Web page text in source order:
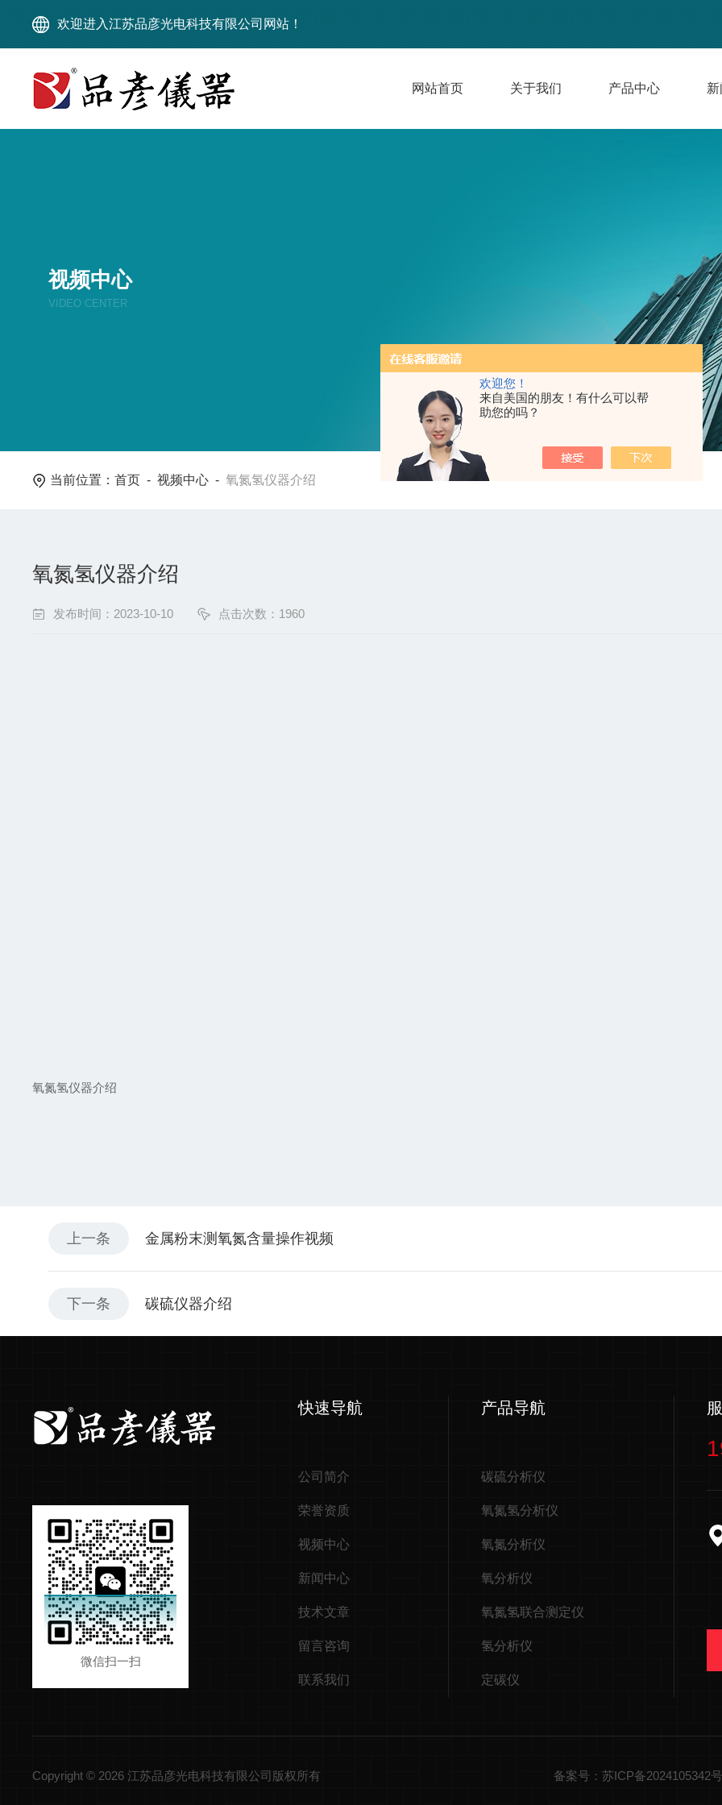
欢迎您！
来自美国的朋友！有什么可以帮
助您的吗？
欢迎进入江苏品彦光电科技有限公司网站！
网站首页 关于我们 产品中心
视频中心
VIDEO CENTER
当前位置：首页 -视频中心 -氧氮氢仪器介绍
氧氮氢仪器介绍
发布时间：2023-10-10 点击次数：1960
氧氮氢仪器介绍
上一条 金属粉末测氧氮含量操作视频
下一条 碳硫仪器介绍
微信扫一扫
快速导航
公司简介
荣誉资质
视频中心
新闻中心
技术文章
留言咨询
联系我们
产品导航
碳硫分析仪
氧氮氢分析仪
氧氮分析仪
氧分析仪
氧氮氢联合测定仪
氢分析仪
定碳仪
Copyright © 2026 江苏品彦光电科技有限公司版权所有 备案号：苏ICP备2024105342